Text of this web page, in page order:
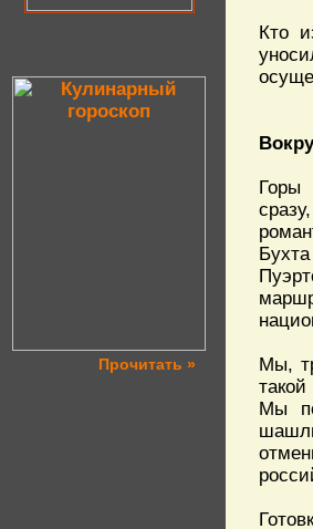
Прочитать »
Кто
Горы
Мы,
Мы